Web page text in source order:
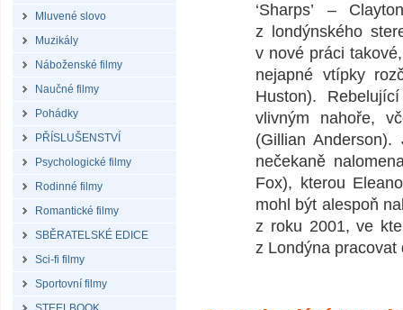
Mluvené slovo
Muzikály
Náboženské filmy
Naučné filmy
Pohádky
PŘÍSLUŠENSTVÍ
Psychologické filmy
Rodinné filmy
Romantické filmy
SBĚRATELSKÉ EDICE
Sci-fi filmy
Sportovní filmy
‘Sharps’ –
z londýnského
v nové práci
nejapné vtípky
Huston).
vlivným nahoře,
(Gillian
nečekaně
Fox), kterou
mohl být alespoň
z roku 2001, ve
z Londýna pracovat